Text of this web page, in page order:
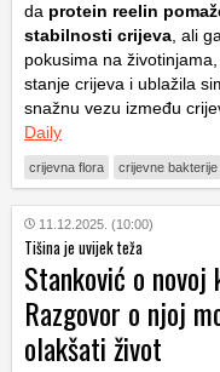
da protein reelin
stabilnosti crijeva, ali
pokusima na
stanje crijeva i ublažila
snažnu vezu između
Daily
crijevna flora crijevne bakterije
11.12.2025. (10:00)
Tišina je uvijek teža
Stanković o
Razgovor o njoj
olakšati život